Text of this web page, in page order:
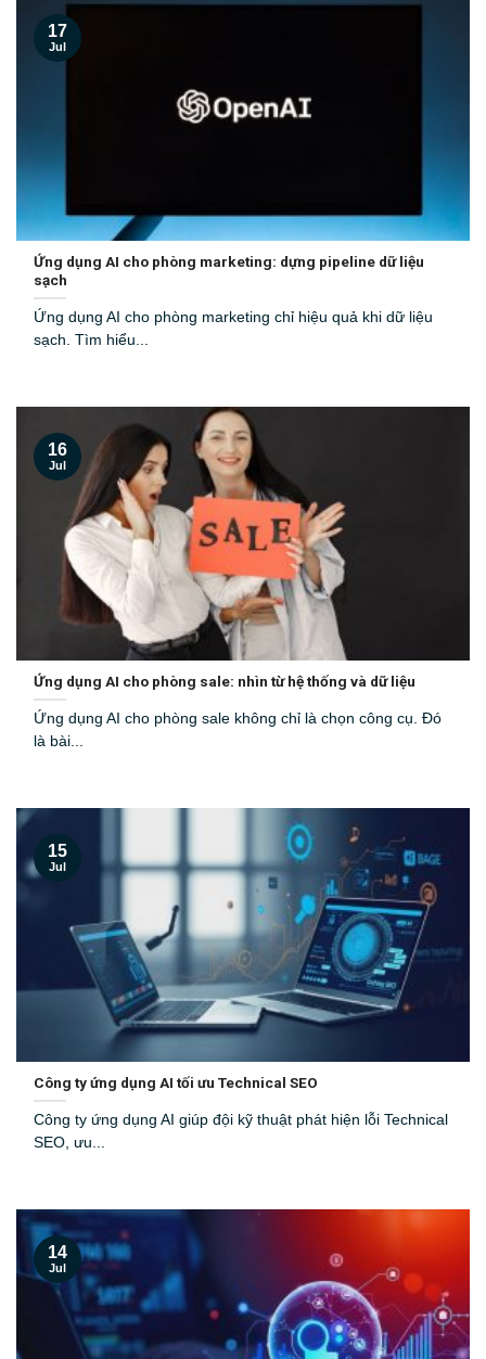
Ứng dụng AI cho phòng marketing: dựng pipeline dữ liệu
sạch
Ứng dụng AI cho phòng marketing chỉ hiệu quả khi dữ liệu
sạch. Tìm hiểu...
17
Jul
Ứng dụng AI cho phòng sale: nhìn từ hệ thống và dữ liệu
Ứng dụng AI cho phòng sale không chỉ là chọn công cụ. Đó
là bài...
16
Jul
Công ty ứng dụng AI tối ưu Technical SEO
Công ty ứng dụng AI giúp đội kỹ thuật phát hiện lỗi Technical
SEO, ưu...
15
Jul
14
Jul